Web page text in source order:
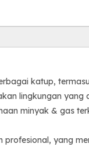
katup,
lingkungan yang
minyak & gas
yang